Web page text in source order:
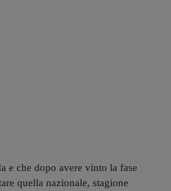
e che dopo avere vinto la fase
quella nazionale, stagione